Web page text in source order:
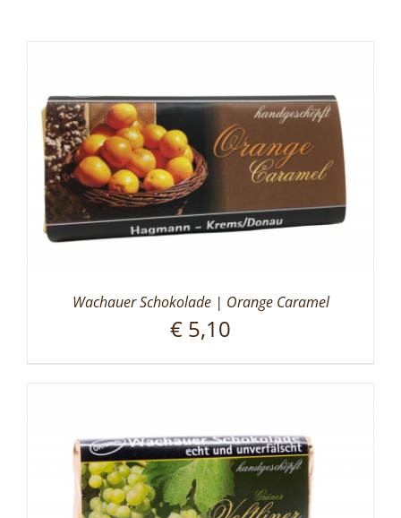
Wachauer Schokolade | Orange Caramel
€ 5,10